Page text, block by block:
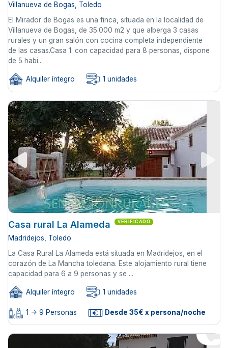
Villanueva de Bogas, Toledo
El Mirador de Bogas es una finca, situada en la localidad de
Villanueva de Bogas, de 35.000 m2 y que alberga 3 casas
rurales y un gran salón con cocina completa independiente
de las casas.Casa 1: con capacidad para 8 personas, dispone
de 5 habi...
Alquiler íntegro 1 unidades
Casa rural La Alameda VERIFICADO
Madridejos, Toledo
La Casa Rural La Alameda está situada en Madridejos, en el
corazón de La Mancha toledana. Este alojamiento rural tiene
capacidad para 6 a 9 personas y se ...
Alquiler íntegro 1 unidades
1 -> 9 Personas Desde 35€ x persona/noche